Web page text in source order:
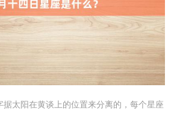
太阳在黄谈上的位置来分离的，每个星座